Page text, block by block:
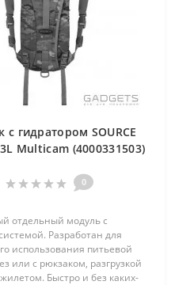
с гидратором SOURCE
Multicam (4000331503)
0
отдельный модуль c
Разработан для
использования питьевой
или с рюкзаком, разгрузкой
Быстро и без каких-